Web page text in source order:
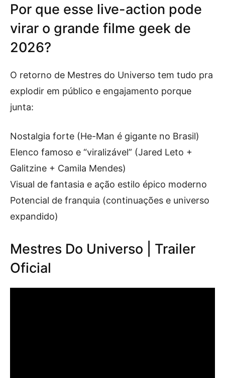
Por que esse live-action pode
virar o grande filme geek de
2026?
O retorno de Mestres do Universo tem tudo pra
explodir em público e engajamento porque
junta:
Nostalgia forte (He-Man é gigante no Brasil)
Elenco famoso e “viralizável” (Jared Leto +
Galitzine + Camila Mendes)
Visual de fantasia e ação estilo épico moderno
Potencial de franquia (continuações e universo
expandido)
Mestres Do Universo | Trailer
Oficial